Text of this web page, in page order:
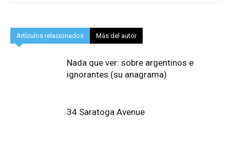
Artículos relacionados Más del autor
Nada que ver: sobre argentinos e
ignorantes (su anagrama)
34 Saratoga Avenue